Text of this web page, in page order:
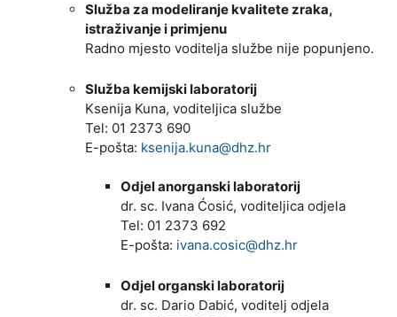
Služba za modeliranje kvalitete zraka,
istraživanje i primjenu
Radno mjesto voditelja službe nije popunjeno.
Služba kemijski laboratorij
Ksenija Kuna, voditeljica službe
Tel: 01 2373 690
E-pošta: ksenija.kuna@dhz.hr
Odjel anorganski laboratorij
dr. sc. Ivana Ćosić, voditeljica odjela
Tel: 01 2373 692
E-pošta: ivana.cosic@dhz.hr
Odjel organski laboratorij
dr. sc. Dario Dabić, voditelj odjela